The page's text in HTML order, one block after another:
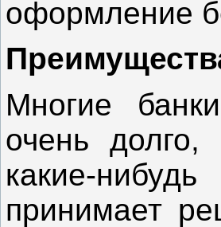
оформление
Многие
очень
какие-
принимает